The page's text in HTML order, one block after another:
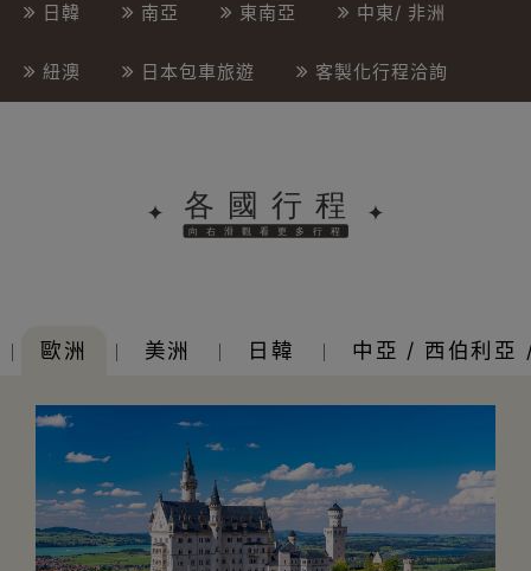
日韓 南亞 東南亞 中東/ 非洲
紐澳 日本包車旅遊 客製化行程洽詢
歐洲 美洲 日韓 中亞 / 西伯利亞